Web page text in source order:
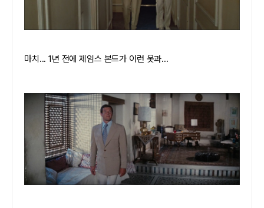
마치... 1년 전에 제임스 본드가 이런 옷과...